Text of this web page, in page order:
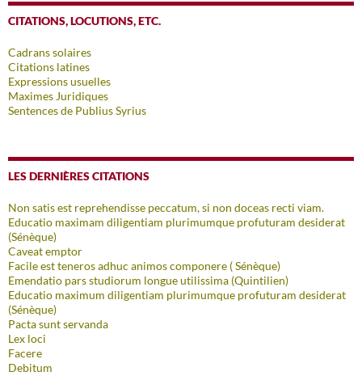
CITATIONS, LOCUTIONS, ETC.
Cadrans solaires
Citations latines
Expressions usuelles
Maximes Juridiques
Sentences de Publius Syrius
LES DERNIÈRES CITATIONS
Non satis est reprehendisse peccatum, si non doceas recti viam.
Educatio maximam diligentiam plurimumque profuturam desiderat
(Sénèque)
Caveat emptor
Facile est teneros adhuc animos componere ( Sénèque)
Emendatio pars studiorum longue utilissima (Quintilien)
Educatio maximum diligentiam plurimumque profuturam desiderat
(Sénèque)
Pacta sunt servanda
Lex loci
Facere
Debitum